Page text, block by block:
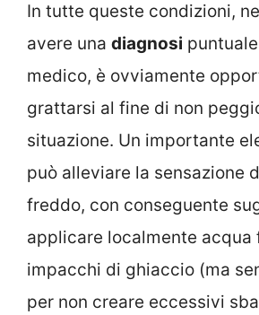
In tutte queste condizioni,
avere una diagnosi
medico, è ovviamente
grattarsi al fine di non
situazione. Un importante
può alleviare la sensazione
freddo, con conseguente
applicare localmente acqua
impacchi di ghiaccio (ma
per non creare eccessivi